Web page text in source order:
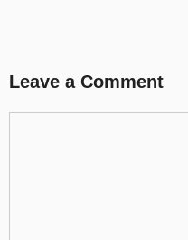
Leave a Comment